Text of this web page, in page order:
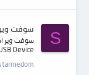
S
سوفت وير اصلاح
Device...